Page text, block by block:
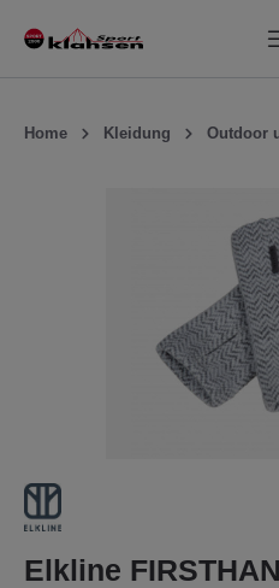
springen
Home Kleidung Outdoor
Elkline